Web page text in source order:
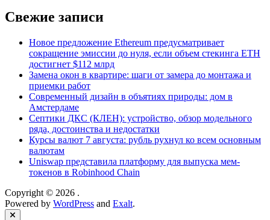
Свежие записи
Новое предложение Ethereum предусматривает
сокращение эмиссии до нуля, если объем стекинга ETH
достигнет $112 млрд
Замена окон в квартире: шаги от замера до монтажа и
приемки работ
Современный дизайн в объятиях природы: дом в
Амстердаме
Септики ДКС (КЛЕН): устройство, обзор модельного
ряда, достоинства и недостатки
Курсы валют 7 августа: рубль рухнул ко всем основным
валютам
Uniswap представила платформу для выпуска мем-
токенов в Robinhood Chain
Copyright © 2026 .
Powered by WordPress and Exalt.
Close